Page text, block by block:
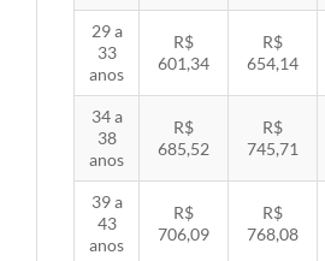
29 a
33
anos
R$
601,34
R$
654,14
34 a
38
anos
R$
685,52
R$
745,71
39 a
43
anos
R$
706,09
R$
768,08